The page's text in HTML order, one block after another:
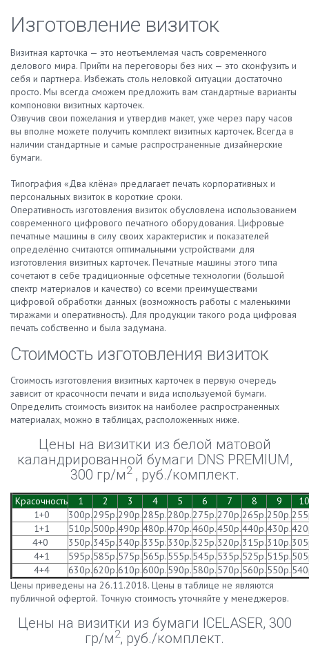
Изготовление визиток
Визитная карточка — это неотъемлемая часть современного
делового мира. Прийти на переговоры без них — это сконфузить и
себя и партнера. Избежать столь неловкой ситуации достаточно
просто. Мы всегда сможем предложить вам стандартные варианты
компоновки визитных карточек.
Озвучив свои пожелания и утвердив макет, уже через пару часов
вы вполне можете получить комплект визитных карточек. Всегда в
наличии стандартные и самые распространенные дизайнерские
бумаги.
Типография «Два клёна» предлагает печать корпоративных и
персональных визиток в короткие сроки.
Оперативность изготовления визиток обусловлена использованием
современного цифрового печатного оборудования. Цифровые
печатные машины в силу своих характеристик и показателей
определённо считаются оптимальными устройствами для
изготовления визитных карточек. Печатные машины этого типа
сочетают в себе традиционные офсетные технологии (большой
спектр материалов и качество) со всеми преимуществами
цифровой обработки данных (возможность работы с маленькими
тиражами и оперативность). Для продукции такого рода цифровая
печать собственно и была задумана.
Стоимость изготовления визиток
Стоимость изготовления визитных карточек в первую очередь
зависит от красочности печати и вида используемой бумаги.
Определить стоимость визиток на наиболее распространенных
материалах, можно в таблицах, расположенных ниже.
Цены на визитки из белой матовой
каландрированной бумаги DNS PREMIUM,
300 гр/м2, руб./комплект.
Красочность 1 2 3 4 5 6 7 8 9
10
1+0
300р.295р.290р.285р.280р.275р.270р.265р.250р.
1+1
510р.500р.490р.480р.470р.460р.450р.440р.430р.
4+0
350р.345р.340р.335р.330р.325р.320р.315р.310р.
4+1
595р.585р.575р.565р.555р.545р.535р.525р.515р.
4+4
630р.620р.610р.600р.590р.580р.570р.560р.550р.
Цены приведены на 26.11.2018. Цены в таблице не являются
публичной офертой. Точную стоимость уточняйте у менеджеров.
Цены на визитки из бумаги ICELASER, 300
гр/м2, руб./комплект.